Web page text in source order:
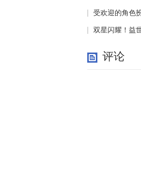
网页
受欢迎的角色
游戏
双星闪耀！益
评论